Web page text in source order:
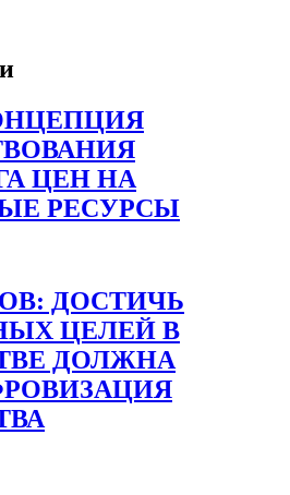
ЦЕН НА
РЕСУРСЫ
ДОСТИЧЬ
ЦЕЛЕЙ В
ДОЛЖНА